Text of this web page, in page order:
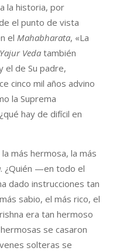
la historia, por
el punto de vista
el Mahabharata, «La
Yajur Veda también
el de Su padre,
cinco mil años advino
la Suprema
hay de difícil en
más hermosa, la más
. ¿Quién —en todo el
dado instrucciones tan
sabio, el más rico, el
era tan hermoso
se casaron
solteras se